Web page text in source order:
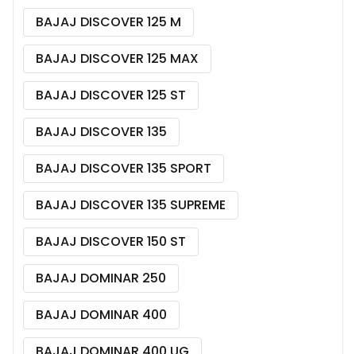
BAJAJ DISCOVER 125 M
BAJAJ DISCOVER 125 MAX
BAJAJ DISCOVER 125 ST
BAJAJ DISCOVER 135
BAJAJ DISCOVER 135 SPORT
BAJAJ DISCOVER 135 SUPREME
BAJAJ DISCOVER 150 ST
BAJAJ DOMINAR 250
BAJAJ DOMINAR 400